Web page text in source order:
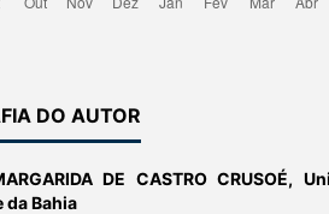
DO AUTOR
DE CASTRO CRUSOÉ,
da Bahia